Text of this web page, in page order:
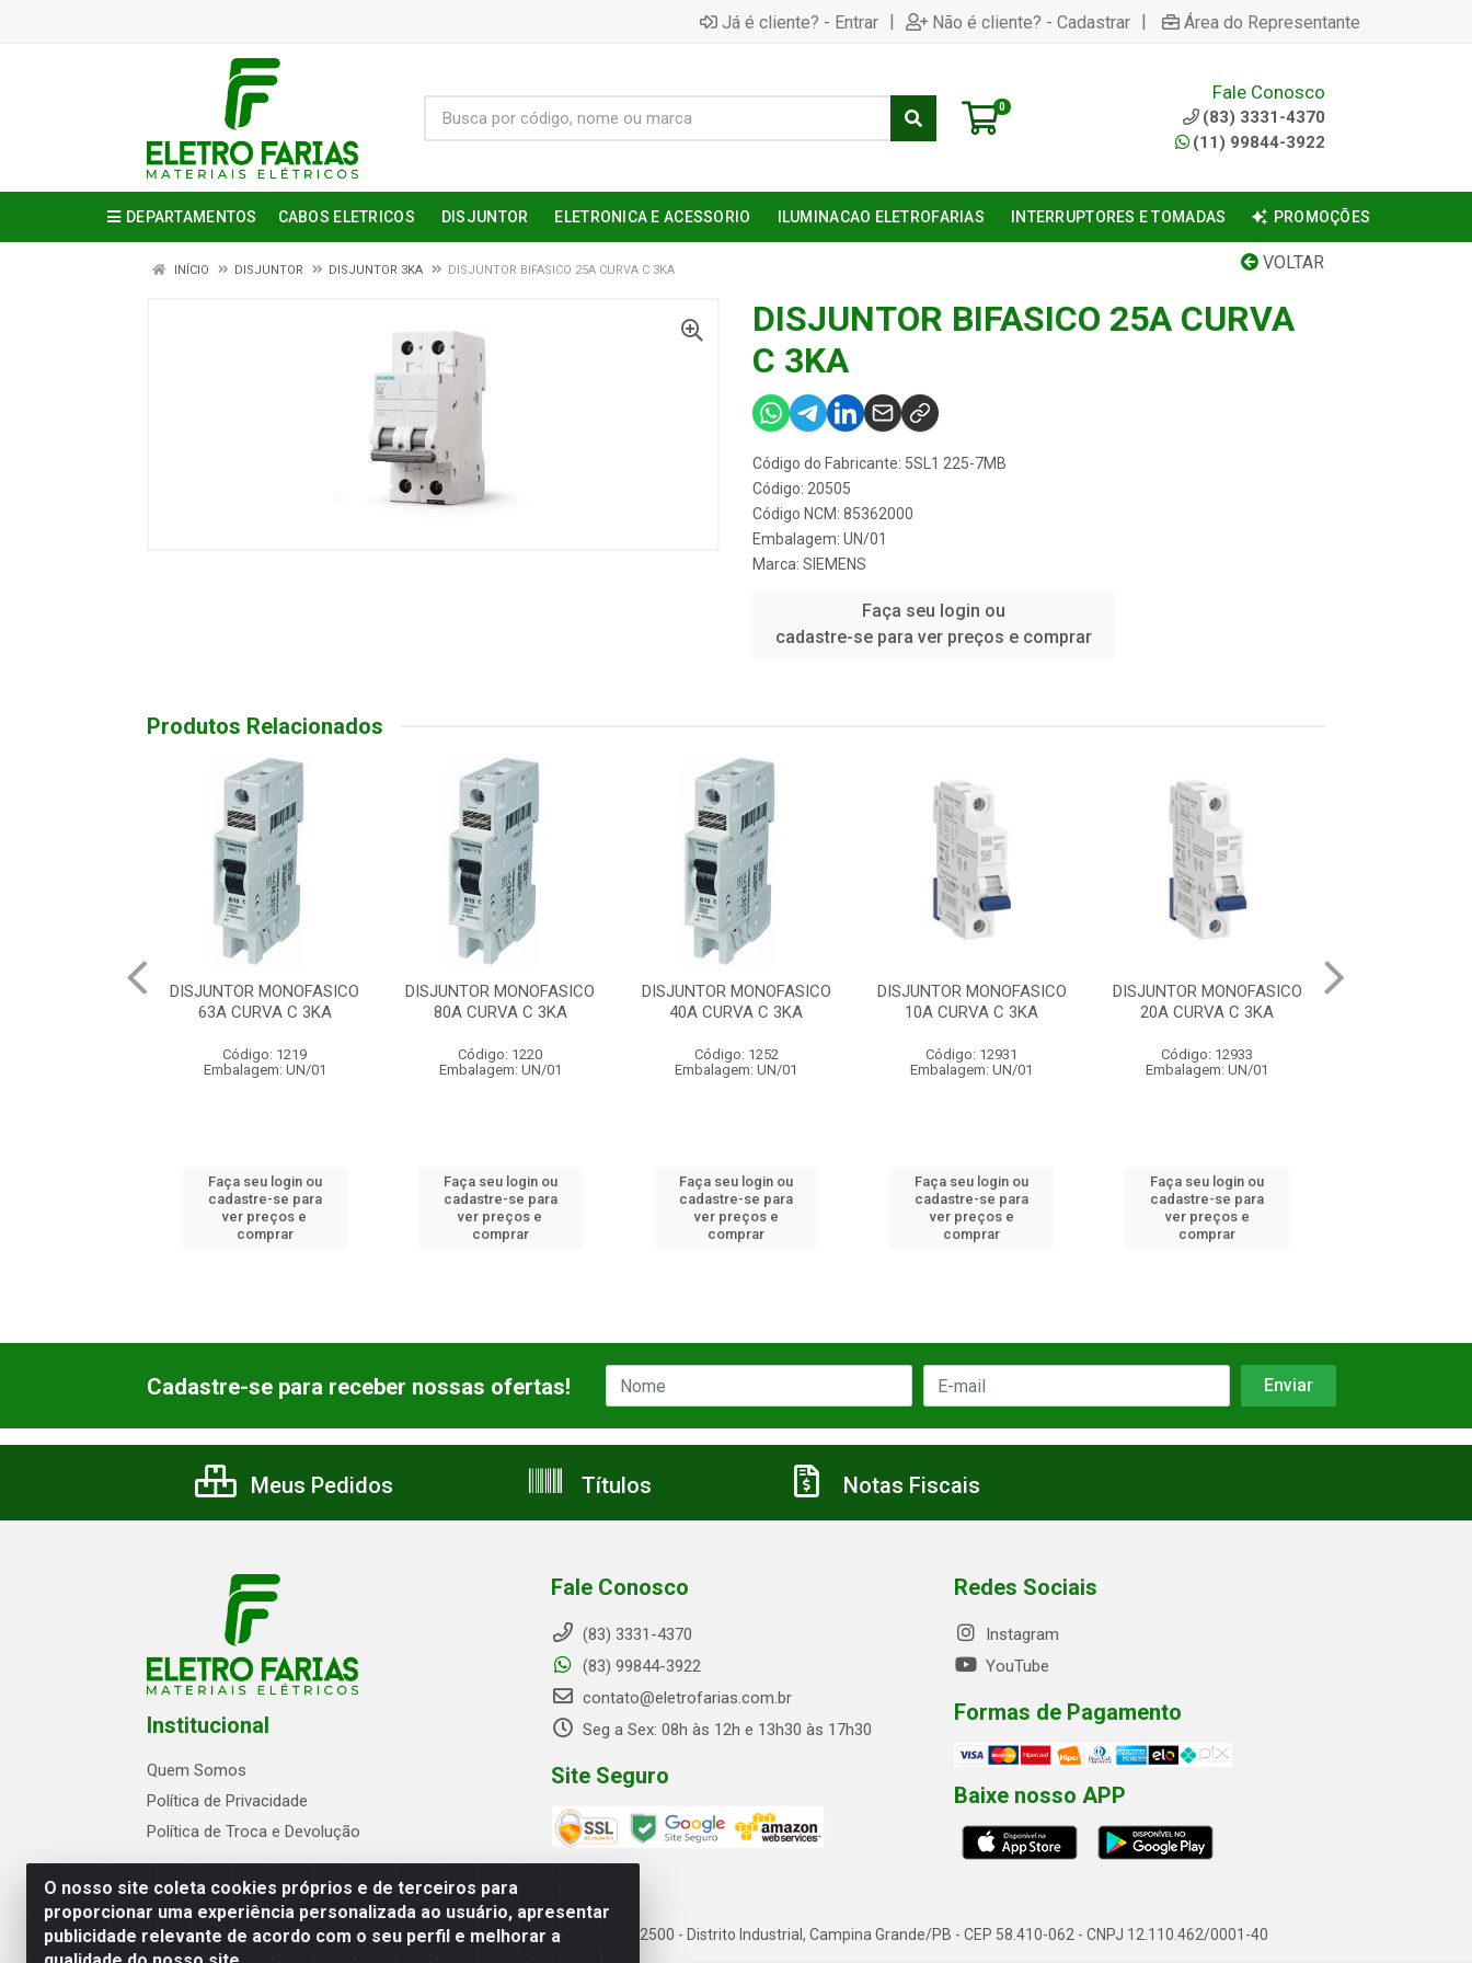
Já é cliente? - Entrar | Não é cliente? - Cadastrar | Área do Representante
0
Fale Conosco
(83) 3331-4370
(11) 99844-3922
DEPARTAMENTOS CABOS ELETRICOS DISJUNTOR ELETRONICA E ACESSORIO ILUMINACAO ELETROFARIAS INTERRUPTORES E TOMADAS PROMOÇÕES
VOLTAR
INÍCIO DISJUNTOR DISJUNTOR 3KA DISJUNTOR BIFASICO 25A CURVA C 3KA
DISJUNTOR BIFASICO 25A CURVA
C 3KA
Código do Fabricante: 5SL1 225-7MB
Código: 20505
Código NCM: 85362000
Embalagem: UN/01
Marca: SIEMENS
Faça seu login ou
cadastre-se para ver preços e comprar
Produtos Relacionados
DISJUNTOR MONOFASICO
63A CURVA C 3KA
Código: 1219
Embalagem: UN/01
Faça seu login ou
cadastre-se para
ver preços e
comprar
DISJUNTOR MONOFASICO
80A CURVA C 3KA
Código: 1220
Embalagem: UN/01
Faça seu login ou
cadastre-se para
ver preços e
comprar
DISJUNTOR MONOFASICO
40A CURVA C 3KA
Código: 1252
Embalagem: UN/01
Faça seu login ou
cadastre-se para
ver preços e
comprar
DISJUNTOR MONOFASICO
10A CURVA C 3KA
Código: 12931
Embalagem: UN/01
Faça seu login ou
cadastre-se para
ver preços e
comprar
DISJUNTOR MONOFASICO
20A CURVA C 3KA
Código: 12933
Embalagem: UN/01
Faça seu login ou
cadastre-se para
ver preços e
comprar
O nosso site coleta cookies próprios e de terceiros para
proporcionar uma experiência personalizada ao usuário, apresentar
publicidade relevante de acordo com o seu perfil e melhorar a
Cadastre-se para receber nossas ofertas!
Meus Pedidos Títulos Notas Fiscais
Institucional
Quem Somos
Política de Privacidade
Política de Troca e Devolução
Fale Conosco
(83) 3331-4370
(83) 99844-3922
contato@eletrofarias.com.br
Seg a Sex: 08h às 12h e 13h30 às 17h30
Site Seguro
Redes Sociais
Instagram
YouTube
Formas de Pagamento
Baixe nosso APP
Eletrofarias Materiais Eletricos - Av. Jorn. Assis Chateaubriand, 2500 - Distrito Industrial, Campina Grande/PB - CEP 58.410-062 - CNPJ 12.110.462/0001-40